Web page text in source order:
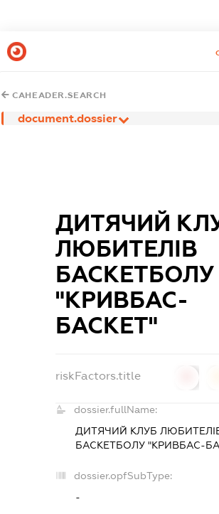
CAHEADER.SEARCH
document.dossier
ДИТЯЧИЙ
ЛЮБИТЕЛІВ
БАСКЕТБОЛУ
"КРИВБАС-
БАСКЕТ"
riskFactors.title
dossier.fullName:
ДИТЯЧИЙ КЛУБ
БАСКЕТБОЛУ "КРИВБАС-
dossier.opfSubType:
-